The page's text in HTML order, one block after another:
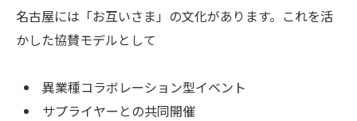
名古屋には「お互いさま」の文化があります。これを活
かした協賛モデルとして
異業種コラボレーション型イベント
サプライヤーとの共同開催